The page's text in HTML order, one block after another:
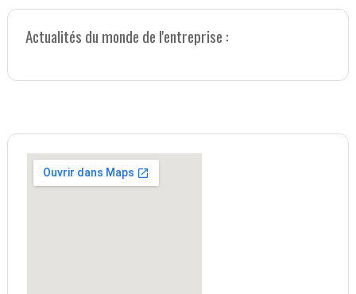
Actualités du monde de l'entreprise :